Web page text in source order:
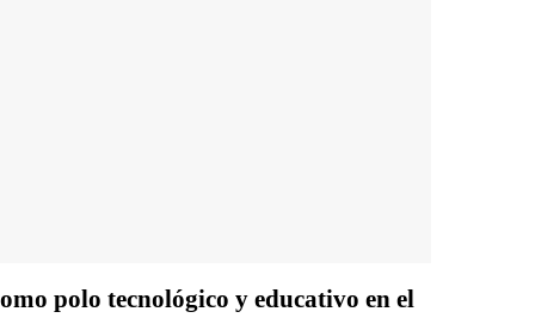
polo tecnológico y educativo en el